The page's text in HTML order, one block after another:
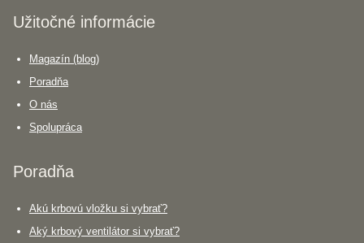
Užitočné informácie
Magazín (blog)
Poradňa
O nás
Spolupráca
Poradňa
Akú krbovú vložku si vybrať?
Aký krbový ventilátor si vybrať?